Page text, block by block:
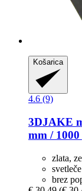
Košarica
4.6 (9)
3DJAKE
mm / 1000
zlata,
brez